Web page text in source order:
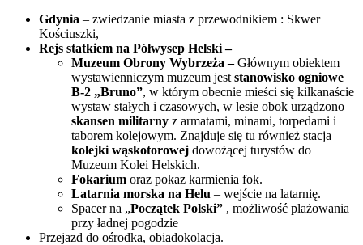
Gdynia – zwiedzanie miasta z przewodnikiem : Skwer
Kościuszki,
Rejs statkiem na Półwysep Helski –
Muzeum Obrony Wybrzeża –Głównym obiektem
wystawienniczym muzeum jest stanowisko ogniowe
B-2 „Bruno”, w którym obecnie mieści się kilkanaście
wystaw stałych i czasowych, w lesie obok urządzono
skansen militarny z armatami, minami, torpedami i
taborem kolejowym. Znajduje się tu również stacja
kolejki wąskotorowej dowożącej turystów do
Muzeum Kolei Helskich.
Fokarium oraz pokaz karmienia fok.
Latarnia morska na Helu – wejście na latarnię.
Spacer na „Początek Polski” , możliwość plażowania
przy ładnej pogodzie
Przejazd do ośrodka, obiadokolacja.